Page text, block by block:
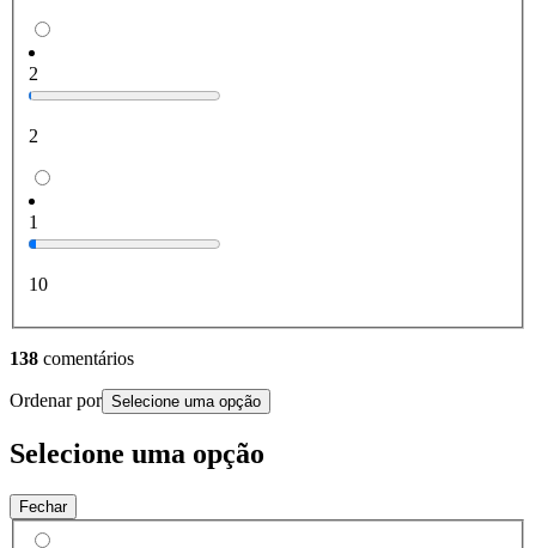
2
2
1
10
138 comentários
Ordenar por Selecione uma opção
Selecione uma opção
Fechar